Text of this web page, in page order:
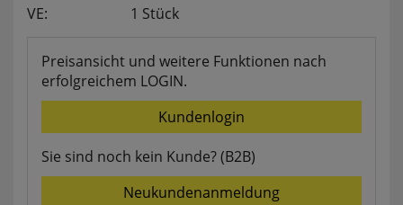
VE:
1 Stück
Preisansicht und weitere Funktionen nach
erfolgreichem LOGIN.
Kundenlogin
Sie sind noch kein Kunde? (B2B)
Neukundenanmeldung
RefererCookie
ws_pferdekaemper_01-aa_ref
ws_pferdekaemper_01-aa_subref
Diese Cookies zeigen uns, wie oft eine Seite über
FactFinder Tracking